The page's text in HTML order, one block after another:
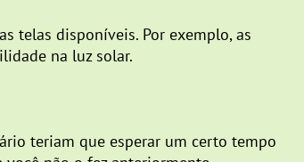
telas disponíveis. Por exemplo, as
na luz solar.
teriam que esperar um certo tempo